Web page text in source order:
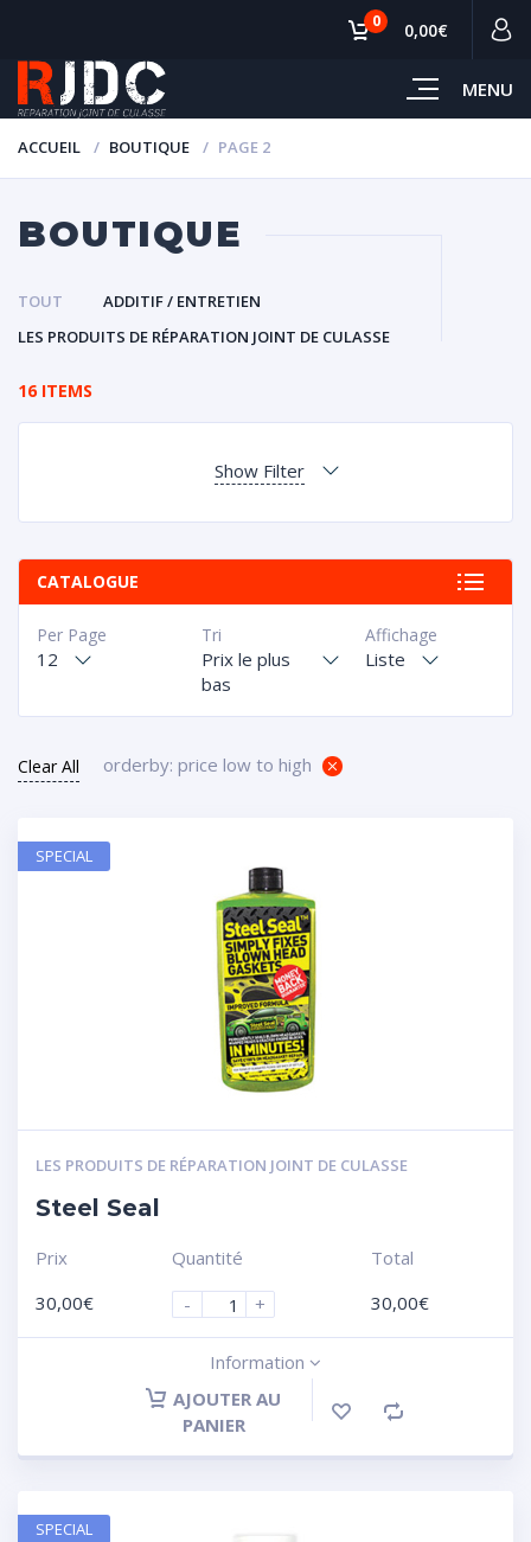
MENU
0 0,00€
ACCUEIL BOUTIQUE PAGE 2
BOUTIQUE
TOUT
ADDITIF / ENTRETIEN
LES PRODUITS DE RÉPARATION JOINT DE CULASSE
16 ITEMS
Show Filter
CATALOGUE
Affichage
Liste
Tri
Prix le plus
bas
Per Page
12
Clear All orderby: price low to high
LES PRODUITS DE RÉPARATION JOINT DE CULASSE
Steel Seal
Prix
30,00€
Quantité
-
+
Total
30,00€
Information
AJOUTER AU
PANIER
SPECIAL
SPECIAL